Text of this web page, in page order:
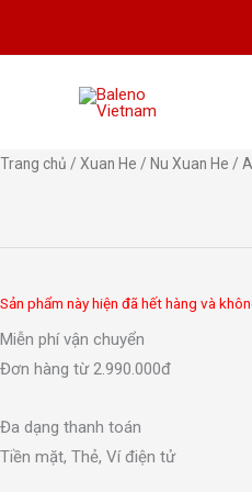
Trang chủ / Xuan He / Nu Xuan He /
Sản phẩm này hiện đã hết hàng và
Miễn phí vận chuyển
Đơn hàng từ 2.990.000đ
Đa dạng thanh toán
Tiền mặt, Thẻ, Ví điện tử